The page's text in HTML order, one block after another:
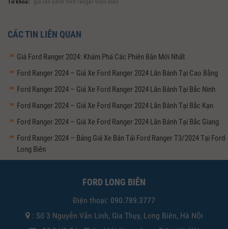
Từ khóa: giá lăn bánh ford ranger Điện biên
CÁC TIN LIÊN QUAN
Giá Ford Ranger 2024: Khám Phá Các Phiên Bản Mới Nhất
Ford Ranger 2024 – Giá Xe Ford Ranger 2024 Lăn Bánh Tại Cao Bằng
Ford Ranger 2024 – Giá Xe Ford Ranger 2024 Lăn Bánh Tại Bắc Ninh
Ford Ranger 2024 – Giá Xe Ford Ranger 2024 Lăn Bánh Tại Bắc Kạn
Ford Ranger 2024 – Giá Xe Ford Ranger 2024 Lăn Bánh Tại Bắc Giang
Ford Ranger 2024 – Bảng Giá Xe Bán Tải Ford Ranger T3/2024 Tại Ford
Long Biên
FORD LONG BIÊN
Điện thoại: 090.789.3777
: Số 3 Nguyễn Văn Linh, Gia Thụy, Long Biên, Hà Nội